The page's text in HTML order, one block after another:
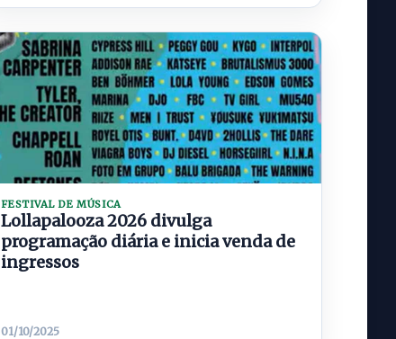
FESTIVAL DE MÚSICA
Lollapalooza 2026 divulga
programação diária e inicia venda de
ingressos
01/10/2025